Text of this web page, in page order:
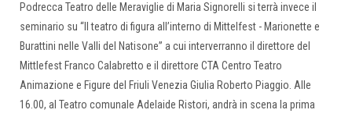
Podrecca Teatro delle Meraviglie di Maria Signorelli si terrà invece il
seminario su “Il teatro di figura all’interno di Mittelfest - Marionette e
Burattini nelle Valli del Natisone” a cui interverranno il direttore del
Mittlefest Franco Calabretto e il direttore CTA Centro Teatro
Animazione e Figure del Friuli Venezia Giulia Roberto Piaggio. Alle
16.00, al Teatro comunale Adelaide Ristori, andrà in scena la prima